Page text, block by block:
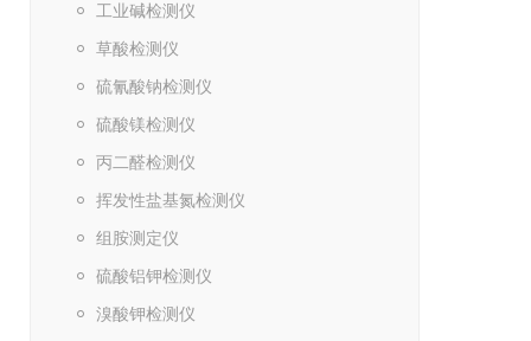
工业碱检测仪
草酸检测仪
硫氰酸钠检测仪
硫酸镁检测仪
丙二醛检测仪
挥发性盐基氮检测仪
组胺测定仪
硫酸铝钾检测仪
溴酸钾检测仪